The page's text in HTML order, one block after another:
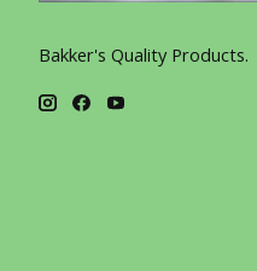
Bakker's Quality Products.